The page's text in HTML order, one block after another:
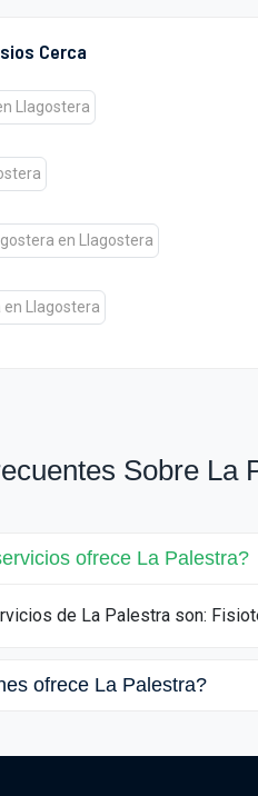
Cerca
Sobre La
ofrece La Palestra?
de La Palestra son:
ofrece La Palestra?